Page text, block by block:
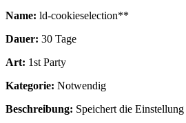
Name: ld-cookieselection**
Dauer: 30 Tage
Art: 1st Party
Kategorie: Notwendig
Beschreibung: Speichert die